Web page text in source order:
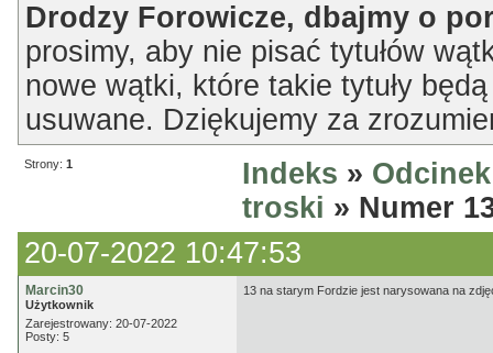
Drodzy Forowicze, dbajmy o
prosimy, aby nie pisać tytułów
nowe wątki, które takie tytuły
usuwane. Dziękujemy za
Strony: 1 Indeks »
troski » Numer
20-07-2022 10:47:53
Marcin30
Użytkownik
Zarejestrowany: 20-07-2022
Posty: 5
13 na starym Fordzie jest narysowana na